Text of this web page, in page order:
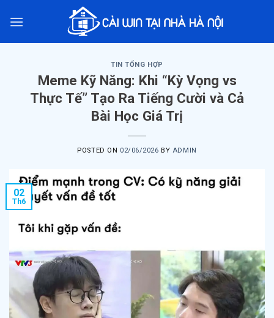
TIN TỔNG HỢP
Meme Kỹ Năng: Khi “Kỳ Vọng vs
Thực Tế” Tạo Ra Tiếng Cười và Cả
Bài Học Giá Trị
POSTED ON 02/06/2026 BY ADMIN
02
Th6